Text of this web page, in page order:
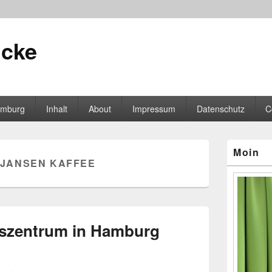
Inhalt About Impressum Datenschutz
JANSEN KAFFEE
in Hamburg
Seitenleisten-
Moin